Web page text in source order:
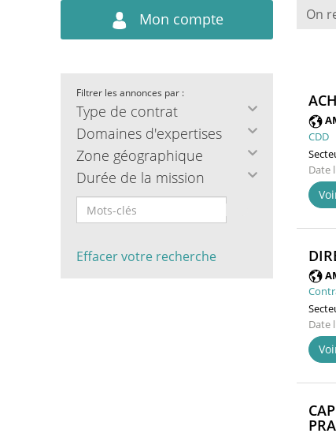
Mon compte On
Filtrer les annonces par :
Type de contrat
Domaines d'expertises
Zone géographique
Durée de la mission
Effacer votre recherche
CDD
Date
Date